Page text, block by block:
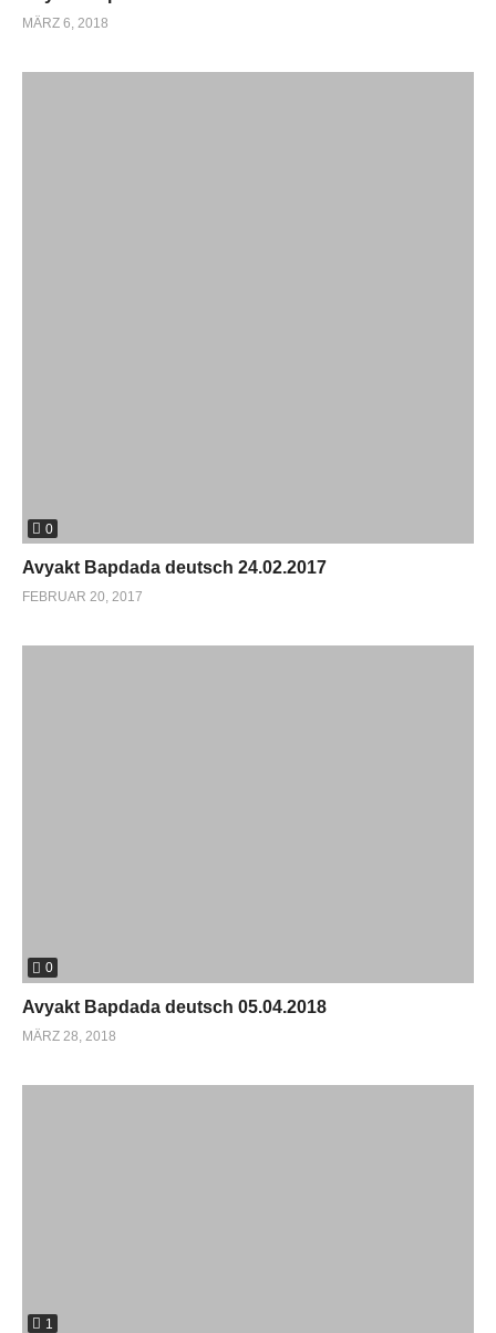
MÄRZ 6, 2018
0
Avyakt Bapdada deutsch 24.02.2017
FEBRUAR 20, 2017
0
Avyakt Bapdada deutsch 05.04.2018
MÄRZ 28, 2018
1